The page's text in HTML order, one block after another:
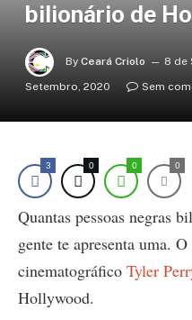
bilionário de
By Ceará Criolo 8 de
Setembro, 2020
Sem
3 0 0 0
Quantas pessoas negras
gente te apresenta uma.
cinematográfico Tyler
Hollywood.